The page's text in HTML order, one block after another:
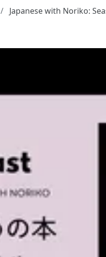
Japanese with Noriko: